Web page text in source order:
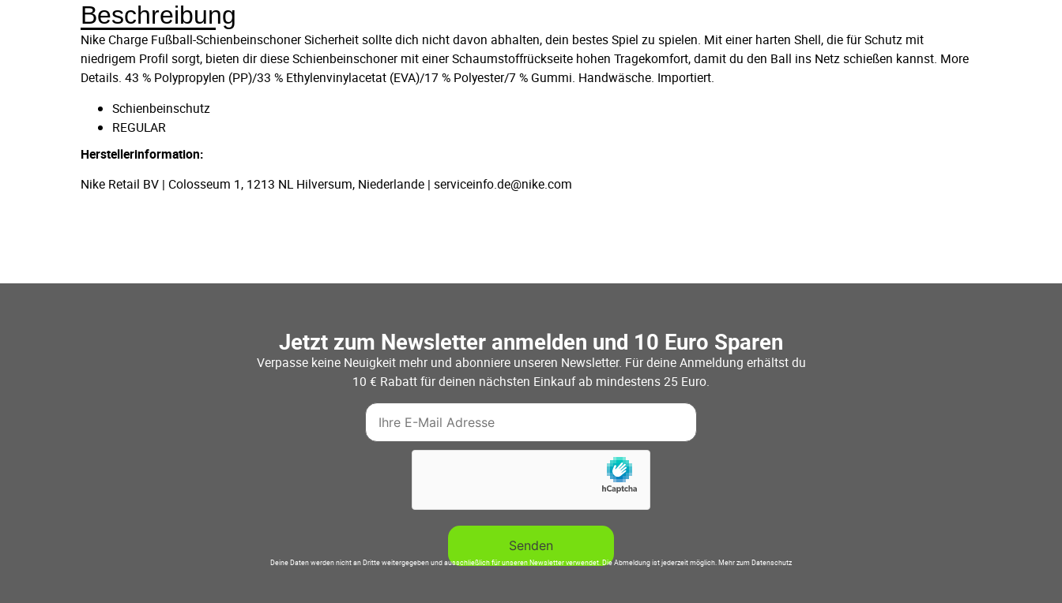
Beschreibung
Nike Charge Fußball-Schienbeinschoner Sicherheit sollte dich nicht davon abhalten, dein bestes Spiel zu spielen. Mit einer harten Shell, die für Schutz mit
niedrigem Profil sorgt, bieten dir diese Schienbeinschoner mit einer Schaumstoffrückseite hohen Tragekomfort, damit du den Ball ins Netz schießen kannst. More
Details. 43 % Polypropylen (PP)/33 % Ethylenvinylacetat (EVA)/17 % Polyester/7 % Gummi. Handwäsche. Importiert.
Schienbeinschutz
REGULAR
Herstellerinformation:
Nike Retail BV | Colosseum 1, 1213 NL Hilversum, Niederlande | serviceinfo.de@nike.com
Jetzt zum Newsletter anmelden und 10 Euro Sparen
Verpasse keine Neuigkeit mehr und abonniere unseren Newsletter. Für deine Anmeldung erhältst du
10 € Rabatt für deinen nächsten Einkauf ab mindestens 25 Euro.
Deine Daten werden nicht an Dritte weitergegeben und ausschließlich für unseren Newsletter verwendet. Die Abmeldung ist jederzeit möglich.Mehr zum Datenschutz